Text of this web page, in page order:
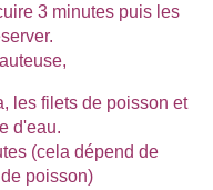
3 minutes puis les
les filets de poisson et
d'eau.
(cela dépend de
poisson)